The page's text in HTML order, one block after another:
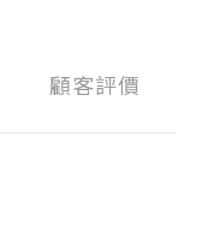
顧客評價